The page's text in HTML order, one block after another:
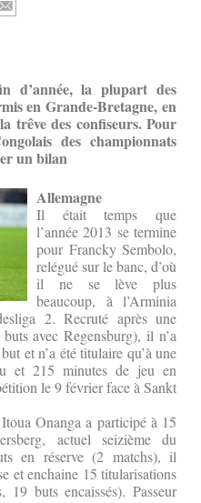
d’année, la plupart des
en Grande-Bretagne, en
trêve des confiseurs. Pour
des championnats
un bilan
Allemagne
Il était temps que
l’année 2013 se termine
pour Francky Sembolo,
relégué sur le banc, d’où
il ne se lève plus
beaucoup, à l’Arminia
2. Recruté après une
avec Regensburg), il n’a
et n’a été titulaire qu’à une
et 215 minutes de jeu en
le 9 février face à Sankt
Onanga a participé à 15
actuel seizième du
en réserve (2 matchs), il
et enchaine 15 titularisations
buts encaissés). Passeur